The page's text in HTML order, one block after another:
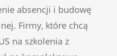
absencji i budowę
Firmy, które chcą
na szkolenia z